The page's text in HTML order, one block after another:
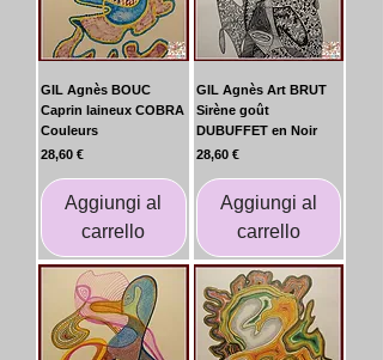
GIL Agnès BOUC
Caprin laineux COBRA
Couleurs
Prezzo
28,60 €
Aggiungi al
carrello
GIL Agnès Art BRUT
Sirène goût
DUBUFFET en Noir
Prezzo
28,60 €
Aggiungi al
carrello